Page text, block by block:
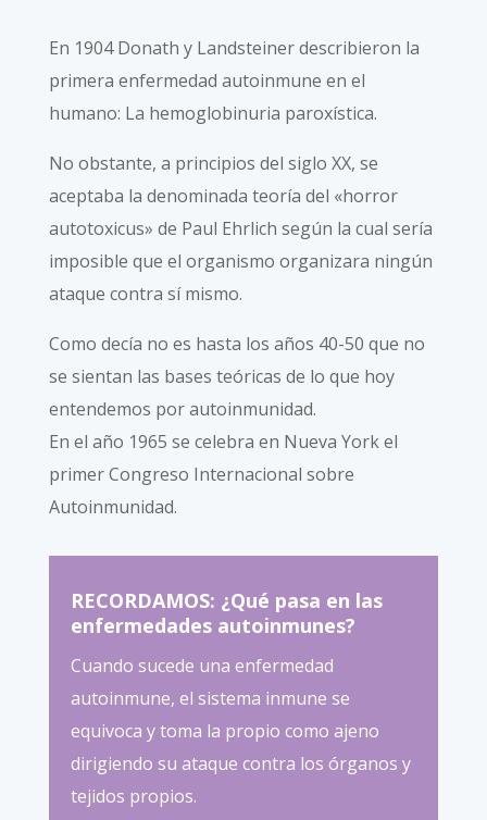
En 1904 Donath y Landsteiner describieron la
primera enfermedad autoinmune en el
humano: La hemoglobinuria paroxística.
No obstante, a principios del siglo XX, se
aceptaba la denominada teoría del «horror
autotoxicus» de Paul Ehrlich según la cual sería
imposible que el organismo organizara ningún
ataque contra sí mismo.
Como decía no es hasta los años 40-50 que no
se sientan las bases teóricas de lo que hoy
entendemos por autoinmunidad.
En el año 1965 se celebra en Nueva York el
primer Congreso Internacional sobre
Autoinmunidad.
RECORDAMOS: ¿Qué pasa en las
enfermedades autoinmunes?
Cuando sucede una enfermedad
autoinmune, el sistema inmune se
equivoca y toma la propio como ajeno
dirigiendo su ataque contra los órganos y
tejidos propios.